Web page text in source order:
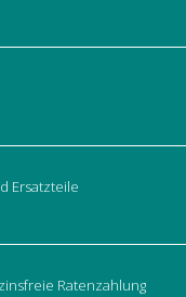
Ersatzteile
Ratenzahlung